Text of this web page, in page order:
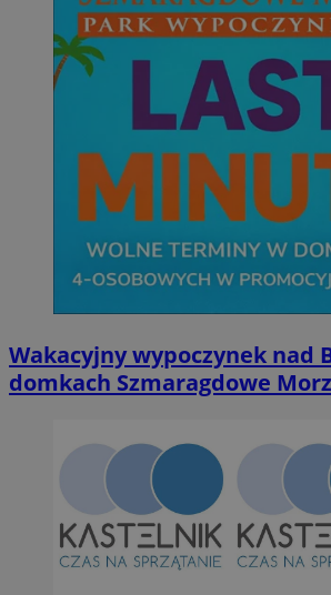
Wakacyjny wypoczynek nad
domkach Szmaragdowe